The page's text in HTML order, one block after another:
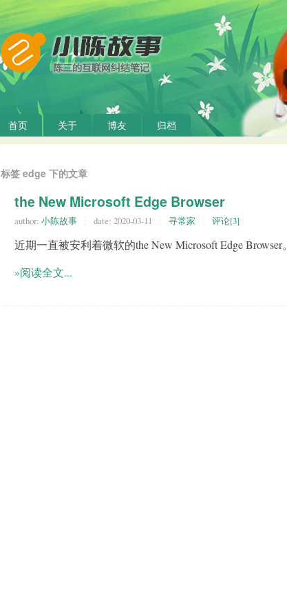
首页 关于 博友 归档
标签 edge 下的文章
the New Microsoft Edge Browser
author: 小陈故事 date: 2020-03-11 寻常家 评论[3]
近期一直被安利着微软的the New Microsoft Edge Browser。
»阅读全文...